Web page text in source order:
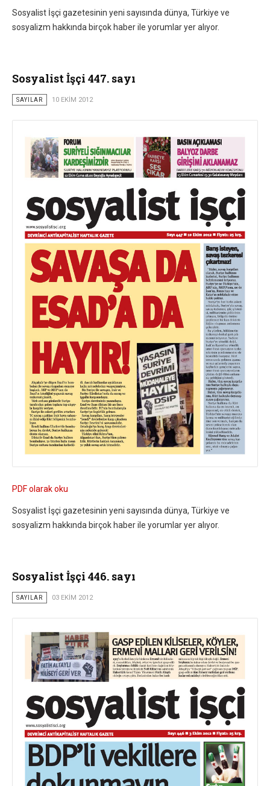
Sosyalist İşçi gazetesinin yeni sayısında dünya, Türkiye ve
sosyalizm hakkında birçok haber ile yorumlar yer alıyor.
Sosyalist İşçi 447. sayı
SAYILAR 10 EKIM 2012
PDF olarak oku
Sosyalist İşçi gazetesinin yeni sayısında dünya, Türkiye ve
sosyalizm hakkında birçok haber ile yorumlar yer alıyor.
Sosyalist İşçi 446. sayı
SAYILAR 03 EKIM 2012